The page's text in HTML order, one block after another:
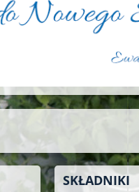
SKŁADNIKI